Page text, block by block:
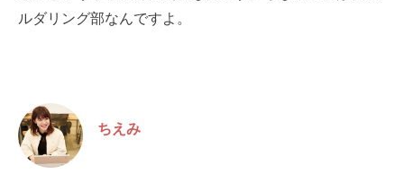
ルダリング部なんですよ。
ちえみ